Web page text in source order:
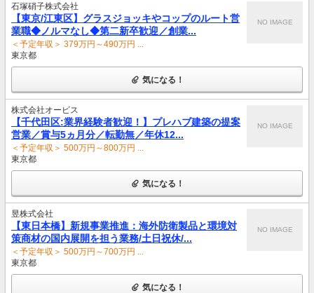
石塚硝子株式会社
【東京/江東区】グラスジョッキやコップのルート営
業職◆ノルマなし◆第二新卒歓迎／創業...
＜予定年収＞ 379万円～490万円 ...
東京都
NO IMAGE
気になる！
株式会社オービス
【千代田区:業界経験者歓迎！】プレハブ建築の提案
営業／賞与5ヵ月分／転勤無／年休12...
＜予定年収＞ 500万円～800万円 ...
東京都
NO IMAGE
気になる！
昱株式会社
【東日本橋】新規事業推進：海外防衛製品と環境対
策商材の国内展開を担う業務/土日祝休/...
＜予定年収＞ 500万円～700万円 ...
東京都
NO IMAGE
気になる！